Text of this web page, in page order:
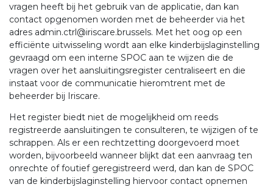
vragen heeft bij het gebruik van de applicatie, dan kan
contact opgenomen worden met de beheerder via het
adres admin.ctrl@iriscare.brussels. Met het oog op een
efficiënte uitwisseling wordt aan elke kinderbijslaginstelling
gevraagd om een interne SPOC aan te wijzen die de
vragen over het aansluitingsregister centraliseert en die
instaat voor de communicatie hieromtrent met de
beheerder bij Iriscare.
Het register biedt niet de mogelijkheid om reeds
registreerde aansluitingen te consulteren, te wijzigen of te
schrappen. Als er een rechtzetting doorgevoerd moet
worden, bijvoorbeeld wanneer blijkt dat een aanvraag ten
onrechte of foutief geregistreerd werd, dan kan de SPOC
van de kinderbijslaginstelling hiervoor contact opnemen